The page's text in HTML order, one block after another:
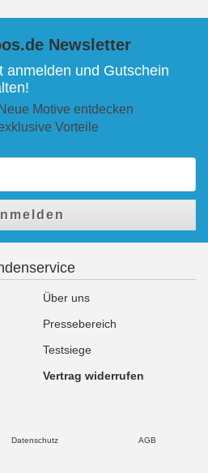
Newsletter
anmelden und Gutschein
Neue Motive entdecken
Vorteile
Über uns
Pressebereich
Testsiege
Vertrag widerrufen
Datenschutz AGB